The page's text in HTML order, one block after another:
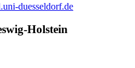
duesseldorf.de
Holstein